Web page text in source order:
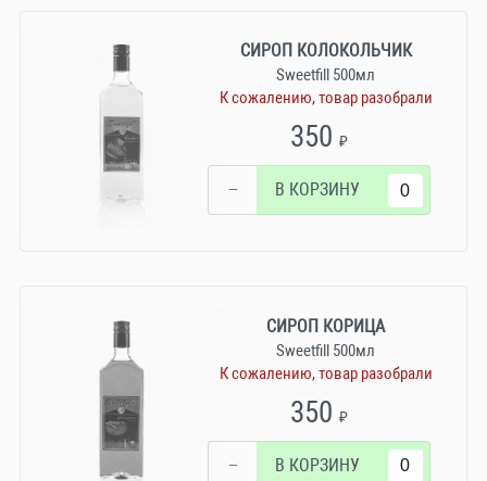
СИРОП КОЛОКОЛЬЧИК
Sweetfill 500мл
К сожалению, товар разобрали
350₽
− В КОРЗИНУ
СИРОП КОРИЦА
Sweetfill 500мл
К сожалению, товар разобрали
350₽
− В КОРЗИНУ